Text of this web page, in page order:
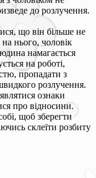
до розлучення.
що він більше не
нього, чоловік
намагається
на роботі,
пропадати з
розлучення.
ознаки
про відносини.
щоб зберегти
склеїти розбиту